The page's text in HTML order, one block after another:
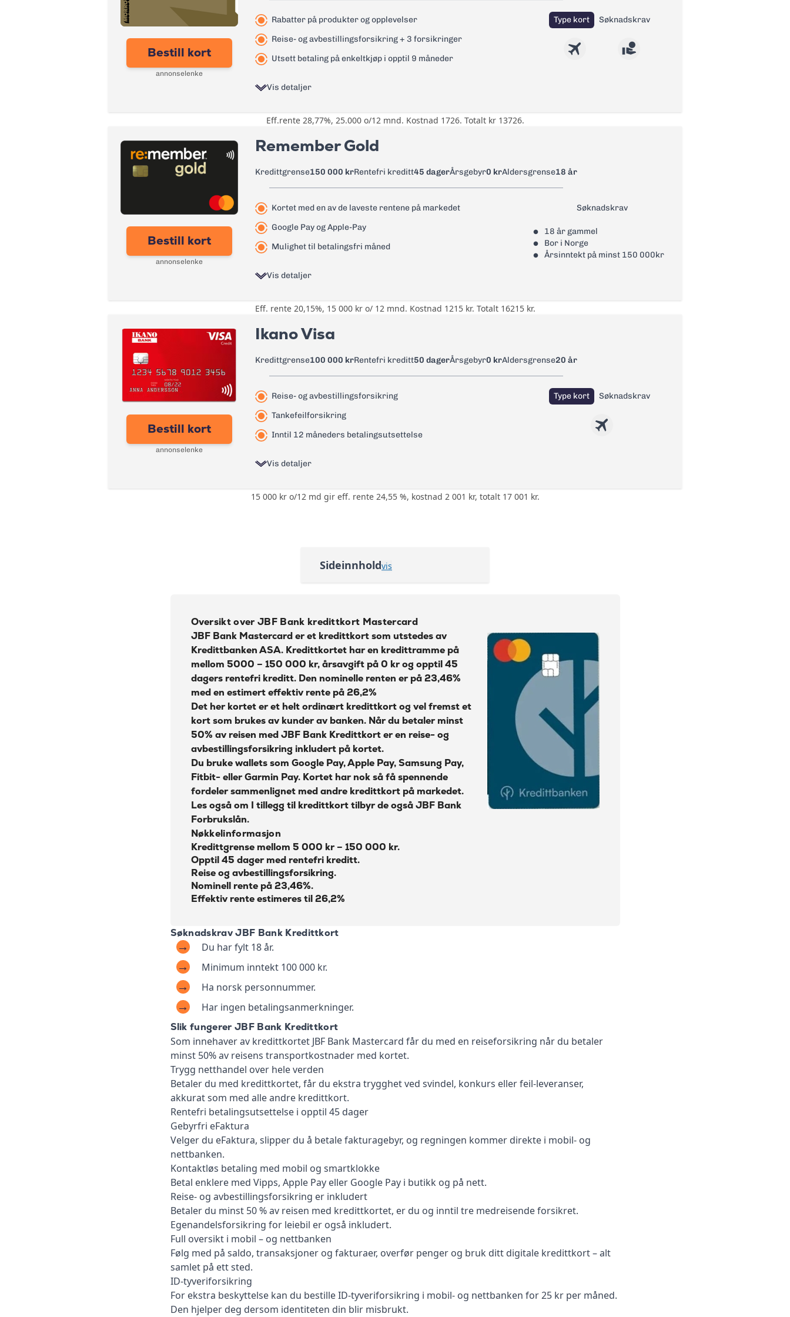
Årsgebyr:
Effektiv rente:
Gebyr papirfaktura:
Valutapåslag:
Les mer om Bank Norwegian kreditkort Visa
Bestill kort
annonselenke
Rabatter på produkter og opplevelser
Reise- og avbestillingsforsikring + 3 forsikringer
Utsett betaling på enkeltkjøp i opptil 9 måneder
Vis detaljer
Type kort Søknadskrav
Rabatter på produkter og opplevelser gjennom fordelsprogrammet
Forsikring:
tyveriforsikring
0 kr
Nominell Rente: 24,90%
Effektiv rente:
Kontantuttak i minibank:
Valutapåslag:
Purregebyr: 35 kr
Inkassovarsel
Eff.rente 28,77%, 25.000 o/12 mnd. Kostnad 1726. Totalt kr 13726.
Remember Gold
Kredittgrense150 000 krRentefri kreditt45 dagerÅrsgebyr0 krAldersgrense18 år
Bestill kort
annonselenke
Kortet med en av de laveste rentene på markedet
Google Pay og Apple-Pay
Mulighet til betalingsfri måned
Vis detaljer
Søknadskrav
18 år gammel
Bor i Norge
Årsinntekt på minst 150 000kr
0 kr
Rente:
Effektiv rente: 20,15%
Kontantuttak i minibank: 0 kr
Kontantuttak i bank: 0 kr
eFaktura:
Gebyr papirfaktura:
Eff. rente 20,15%, 15 000 kr o/ 12 mnd. Kostnad 1215 kr. Totalt 16215 kr.
Ikano Visa
Kredittgrense100 000 krRentefri kreditt50 dagerÅrsgebyr0 krAldersgrense20 år
Bestill kort
annonselenke
Reise- og avbestillingsforsikring
Tankefeilforsikring
Inntil 12 måneders betalingsutsettelse
Vis detaljer
Type kort Søknadskrav
Ingen bonuser og rabatter
Kontantuttak i bank: 35 kr + 1% av beløp
Gebyr papirfaktura: 45 kr
Overtrekksgebyr: 75 kr
0 kr
Les mer om Ikano Visa →
15 000 kr o/12 md gir eff. rente 24,55 %, kostnad 2 001 kr, totalt 17 001 kr.
Sideinnholdvis
Søknadskrav JBF Bank Kredittkort
Slik fungerer JBF Bank Kredittkort
Wallets - koble kortet til Google og
Samsung Pay
Reiseforsikring med JBF Bank
Kredittkort Mastercard
ID-tyveriforsikring kan kjøpes
Beregn kostnadene dine med JBF
Bank Mastercard
Fordeler med JBF Bank Kredittkort
Ulemper
andre kredittkort?
Ofte stilte spørsmål
priser
Oversikt over JBF Bank kredittkort Mastercard
JBF Bank Mastercard er et kredittkort som utstedes av
Kredittbanken ASA. Kredittkortet har en kredittramme på
mellom 5000 – 150 000 kr, årsavgift på 0 kr og opptil 45
dagers rentefri kreditt. Den nominelle renten er på 23,46%
med en estimert effektiv rente på 26,2%
Det her kortet er et helt ordinært kredittkort og vel fremst et
kort som brukes av kunder av banken. Når du betaler minst
50% av reisen med JBF Bank Kredittkort er en reise- og
avbestillingsforsikring inkludert på kortet.
Du bruke wallets som Google Pay, Apple Pay, Samsung Pay,
Fitbit- eller Garmin Pay. Kortet har nok så få spennende
fordeler sammenlignet med andre kredittkort på markedet.
Les også om I tillegg til kredittkort tilbyr de også JBF Bank
Forbrukslån.
Nøkkelinformasjon
Kredittgrense mellom 5 000 kr – 150 000 kr.
Opptil 45 dager med rentefri kreditt.
Reise og avbestillingsforsikring.
Nominell rente på 23,46%.
Effektiv rente estimeres til 26,2%
Søknadskrav JBF Bank Kredittkort
Du har fylt 18 år.
Minimum inntekt 100 000 kr.
Ha norsk personnummer.
Har ingen betalingsanmerkninger.
Slik fungerer JBF Bank Kredittkort
Som innehaver av kredittkortet JBF Bank Mastercard får du med en reiseforsikring når du betaler
minst 50% av reisens transportkostnader med kortet.
Trygg netthandel over hele verden
Betaler du med kredittkortet, får du ekstra trygghet ved svindel, konkurs eller feil-leveranser,
akkurat som med alle andre kredittkort.
Rentefri betalingsutsettelse i opptil 45 dager
Gebyrfri eFaktura
Velger du eFaktura, slipper du å betale fakturagebyr, og regningen kommer direkte i mobil- og
nettbanken.
Kontaktløs betaling med mobil og smartklokke
Betal enklere med Vipps, Apple Pay eller Google Pay i butikk og på nett.
Reise- og avbestillingsforsikring er inkludert
Betaler du minst 50 % av reisen med kredittkortet, er du og inntil tre medreisende forsikret.
Egenandelsforsikring for leiebil er også inkludert.
Full oversikt i mobil – og nettbanken
Følg med på saldo, transaksjoner og fakturaer, overfør penger og bruk ditt digitale kredittkort – alt
samlet på ett sted.
ID-tyveriforsikring
For ekstra beskyttelse kan du bestille ID-tyveriforsikring i mobil- og nettbanken for 25 kr per måned.
Den hjelper deg dersom identiteten din blir misbrukt.